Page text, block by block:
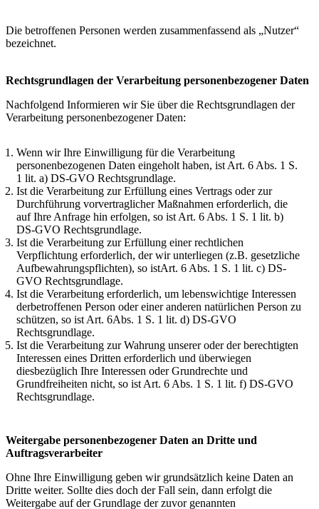
Die betroffenen Personen werden zusammenfassend als „Nutzer“
bezeichnet.
Rechtsgrundlagen der Verarbeitung personenbezogener Daten
Nachfolgend Informieren wir Sie über die Rechtsgrundlagen der
Verarbeitung personenbezogener Daten:
Wenn wir Ihre Einwilligung für die Verarbeitung
personenbezogenen Daten eingeholt haben, ist Art. 6 Abs. 1 S.
1 lit. a) DS-GVO Rechtsgrundlage.
Ist die Verarbeitung zur Erfüllung eines Vertrags oder zur
Durchführung vorvertraglicher Maßnahmen erforderlich, die
auf Ihre Anfrage hin erfolgen, so ist Art. 6 Abs. 1 S. 1 lit. b)
DS-GVO Rechtsgrundlage.
Ist die Verarbeitung zur Erfüllung einer rechtlichen
Verpflichtung erforderlich, der wir unterliegen (z.B. gesetzliche
Aufbewahrungspflichten), so istArt. 6 Abs. 1 S. 1 lit. c) DS-
GVO Rechtsgrundlage.
Ist die Verarbeitung erforderlich, um lebenswichtige Interessen
derbetroffenen Person oder einer anderen natürlichen Person zu
schützen, so ist Art. 6Abs. 1 S. 1 lit. d) DS-GVO
Rechtsgrundlage.
Ist die Verarbeitung zur Wahrung unserer oder der berechtigten
Interessen eines Dritten erforderlich und überwiegen
diesbezüglich Ihre Interessen oder Grundrechte und
Grundfreiheiten nicht, so ist Art. 6 Abs. 1 S. 1 lit. f) DS-GVO
Rechtsgrundlage.
Weitergabe personenbezogener Daten an Dritte und
Auftragsverarbeiter
Ohne Ihre Einwilligung geben wir grundsätzlich keine Daten an
Dritte weiter. Sollte dies doch der Fall sein, dann erfolgt die
Weitergabe auf der Grundlage der zuvor genannten